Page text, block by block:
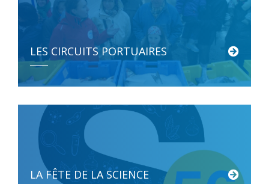
LES CIRCUITS PORTUAIRES
LA FÊTE DE LA SCIENCE